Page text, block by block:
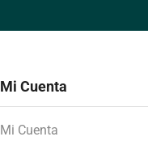
Mi Cuenta
Mi Cuenta